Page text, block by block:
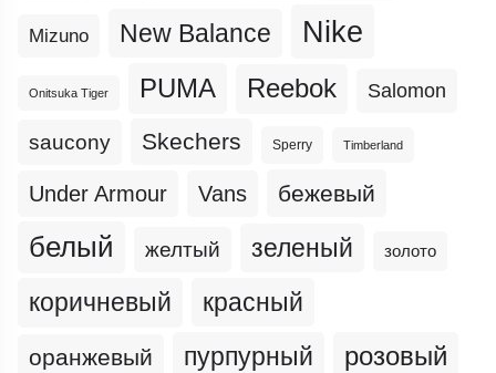
Mizuno New Balance Nike
Onitsuka Tiger PUMA Reebok Salomon
saucony Skechers Sperry Timberland
Under Armour Vans бежевый
белый желтый зеленый золото
коричневый красный
оранжевый пурпурный розовый